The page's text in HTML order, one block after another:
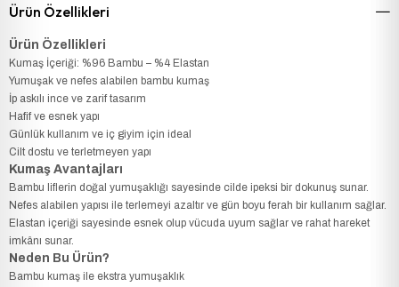
Ürün Özellikleri
Ürün Özellikleri
Kumaş İçeriği: %96 Bambu – %4 Elastan
Yumuşak ve nefes alabilen bambu kumaş
İp askılı ince ve zarif tasarım
Hafif ve esnek yapı
Günlük kullanım ve iç giyim için ideal
Cilt dostu ve terletmeyen yapı
Kumaş Avantajları
Bambu liflerin doğal yumuşaklığı sayesinde cilde ipeksi bir dokunuş sunar.
Nefes alabilen yapısı ile terlemeyi azaltır ve gün boyu ferah bir kullanım sağlar.
Elastan içeriği sayesinde esnek olup vücuda uyum sağlar ve rahat hareket
imkânı sunar.
Neden Bu Ürün?
Bambu kumaş ile ekstra yumuşaklık